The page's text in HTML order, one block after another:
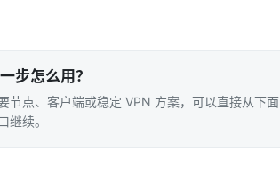
步怎么用？
节点、客户端或稳定 VPN 方案，可以直接从下面
继续。